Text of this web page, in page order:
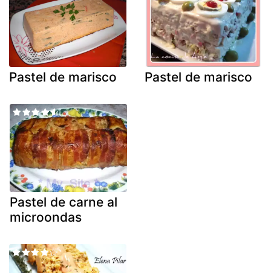
Pastel de marisco Pastel de marisco
Pastel de carne al
microondas